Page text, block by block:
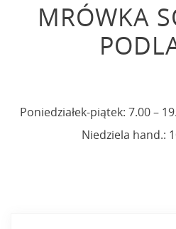
MRÓWKA
Poniedziałek-piątek: 7.00 –
Niedziela hand.: